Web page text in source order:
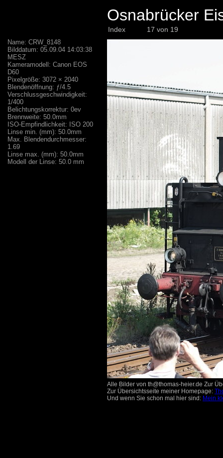
Osnabrücker
Index 17 von 19
Name: CRW_8148
Bilddatum: 05.09.04 14:03:38
MESZ
Kameramodell: Canon EOS
D60
Pixelgröße: 3072 × 2040
Blendenöffnung: ƒ/4.5
Verschlussgeschwindigkeit:
1/400
Belichtungskorrektur: 0ev
Brennweite: 50.0mm
ISO-Empfindlichkeit: ISO 200
Linse min. (mm): 50.0mm
Max. Blendendurchmesser:
1.69
Linse max. (mm): 50.0mm
Modell der Linse: 50.0 mm
Alle Bilder von th@thomas-heier.de Zur
Zur Übersichtsseite meiner Homepage:
Und wenn Sie schon mal hier sind: Mein